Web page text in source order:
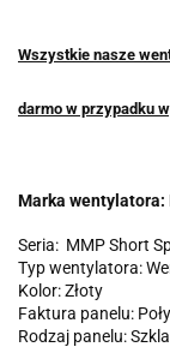
Wszystkie nasze
darmo w przypadku
Marka wentylatora:
Seria: MMP Short
Typ wentylatora:
Kolor: Złoty
Faktura panelu:
Rodzaj panelu: